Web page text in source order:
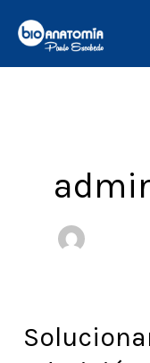
Solucionario